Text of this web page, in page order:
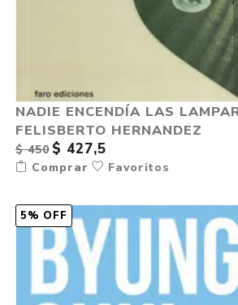
NADIE ENCENDÍA LAS
FELISBERTO HERNANDEZ
$ 450 $ 427,5
Comprar Favoritos
5% OFF